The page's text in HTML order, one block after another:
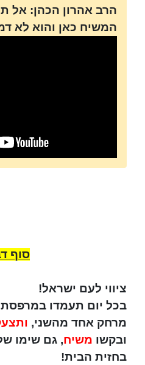
הרב אהרון הכהן: אל
המשיח כאן והוא לא
סוף
ציווי לעם ישראל!
בכל יום תעמדו
מרחק אחד מהשני,
ובקשו משיח, גם שימו
בחזית הבית!